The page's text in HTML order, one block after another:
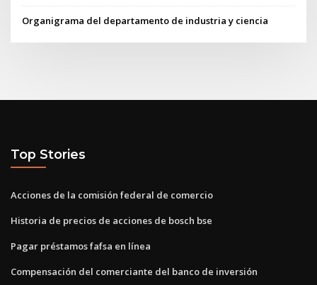
Organigrama del departamento de industria y ciencia
Top Stories
Acciones de la comisión federal de comercio
Historia de precios de acciones de bosch bse
Pagar préstamos fafsa en línea
Compensación del comerciante del banco de inversión